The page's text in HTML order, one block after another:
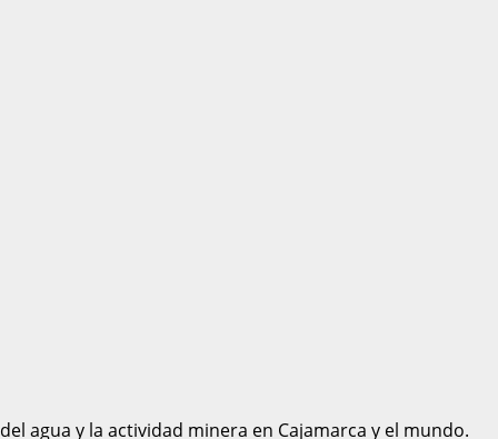
agua y la actividad minera en Cajamarca y el mundo.